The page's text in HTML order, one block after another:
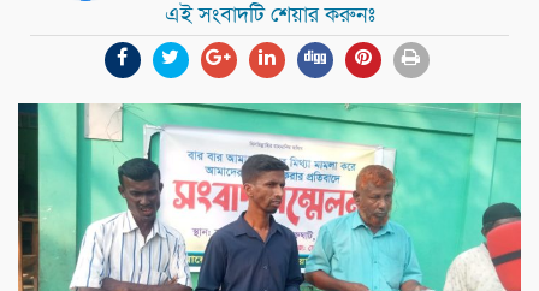
এই সংবাদটি শেয়ার করুনঃ